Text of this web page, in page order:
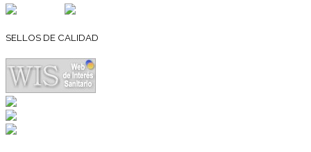
SELLOS DE CALIDAD